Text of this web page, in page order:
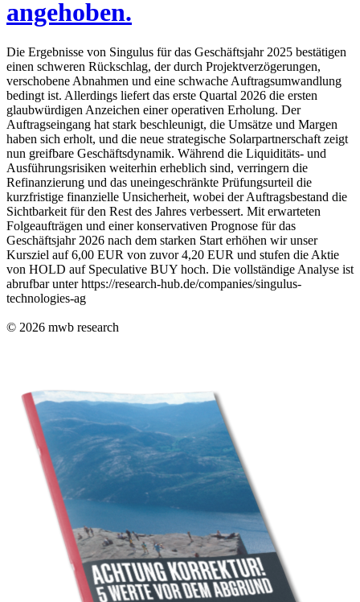
angehoben.
Die Ergebnisse von Singulus für das Geschäftsjahr 2025 bestätigen
einen schweren Rückschlag, der durch Projektverzögerungen,
verschobene Abnahmen und eine schwache Auftragsumwandlung
bedingt ist. Allerdings liefert das erste Quartal 2026 die ersten
glaubwürdigen Anzeichen einer operativen Erholung. Der
Auftragseingang hat stark beschleunigt, die Umsätze und Margen
haben sich erholt, und die neue strategische Solarpartnerschaft zeigt
nun greifbare Geschäftsdynamik. Während die Liquiditäts- und
Ausführungsrisiken weiterhin erheblich sind, verringern die
Refinanzierung und das uneingeschränkte Prüfungsurteil die
kurzfristige finanzielle Unsicherheit, wobei der Auftragsbestand die
Sichtbarkeit für den Rest des Jahres verbessert. Mit erwarteten
Folgeaufträgen und einer konservativen Prognose für das
Geschäftsjahr 2026 nach dem starken Start erhöhen wir unser
Kursziel auf 6,00 EUR von zuvor 4,20 EUR und stufen die Aktie
von HOLD auf Speculative BUY hoch. Die vollständige Analyse ist
abrufbar unter https://research-hub.de/companies/singulus-
technologies-ag
© 2026 mwb research